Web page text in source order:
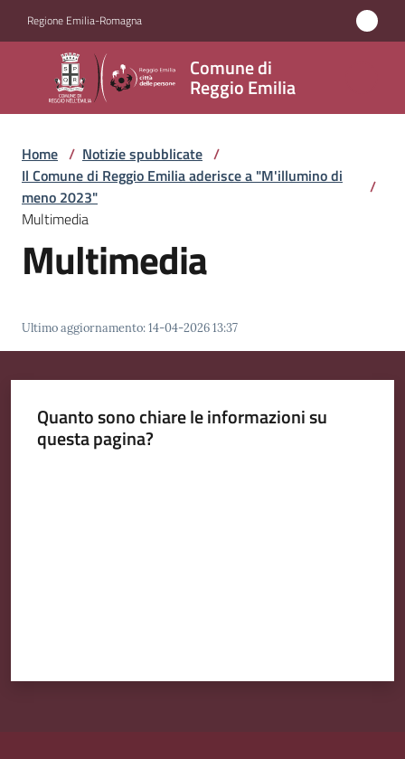
Regione Emilia-Romagna
Comune di
Reggio Emilia
Comune
di
Reggio
Emilia
Amministrazione
Servizi
Novità
Emilia
i
Home / Notizie spubblicate /
Il Comune di Reggio Emilia aderisce a "M'illumino di
meno 2023"
/
Multimedia
Multimedia
Ultimo aggiornamento:14-04-2026 13:37
Quanto sono chiare le informazioni su
questa pagina?